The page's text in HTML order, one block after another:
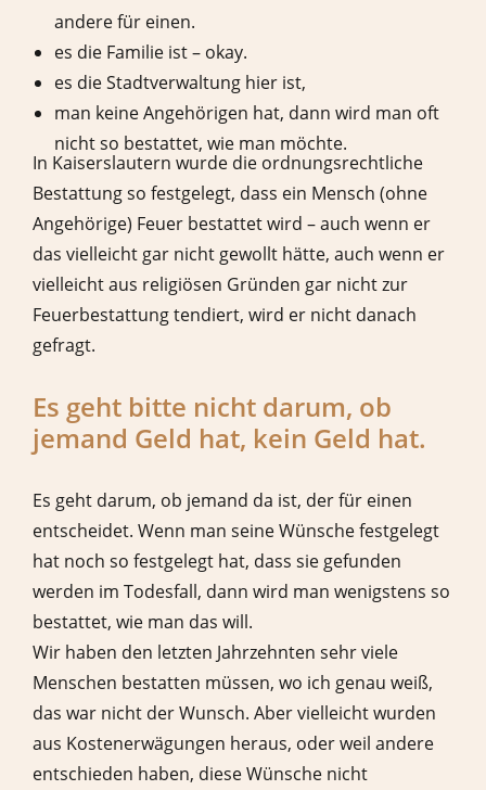
andere für einen.
es die Familie ist – okay.
es die Stadtverwaltung hier ist,
man keine Angehörigen hat, dann wird man oft
nicht so bestattet, wie man möchte.
In Kaiserslautern wurde die ordnungsrechtliche
Bestattung so festgelegt, dass ein Mensch (ohne
Angehörige) Feuer bestattet wird – auch wenn er
das vielleicht gar nicht gewollt hätte, auch wenn er
vielleicht aus religiösen Gründen gar nicht zur
Feuerbestattung tendiert, wird er nicht danach
gefragt.
Es geht bitte nicht darum, ob
jemand Geld hat, kein Geld hat.
Es geht darum, ob jemand da ist, der für einen
entscheidet. Wenn man seine Wünsche festgelegt
hat noch so festgelegt hat, dass sie gefunden
werden im Todesfall, dann wird man wenigstens so
bestattet, wie man das will.
Wir haben den letzten Jahrzehnten sehr viele
Menschen bestatten müssen, wo ich genau weiß,
das war nicht der Wunsch. Aber vielleicht wurden
aus Kostenerwägungen heraus, oder weil andere
entschieden haben, diese Wünsche nicht